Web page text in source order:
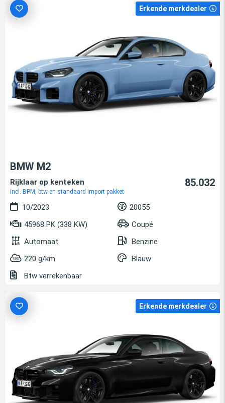
Erkende merkdealer
BMW M2
Rijklaar op kenteken
incl. BPM, btw en standaard import pakket
85.032
10/2023
20055
45968 PK (338 KW)
Coupé
Automaat
Benzine
220 g/km
Blauw
Btw verrekenbaar
Erkende merkdealer